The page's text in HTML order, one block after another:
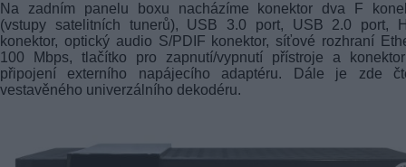
Na zadním panelu boxu nacházíme konektor dva F
(vstupy satelitních tunerů), USB 3.0 port, USB 2.0 port,
konektor, optický audio S/PDIF konektor, síťové rozhraní
100 Mbps, tlačítko pro zapnutí/vypnutí přístroje a
připojení externího napájecího adaptéru. Dále je zde
vestavěného univerzálního dekodéru.